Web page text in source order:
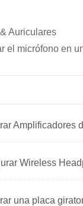
Auriculares
el micrófono en
Amplificadores
Wireless
una placa